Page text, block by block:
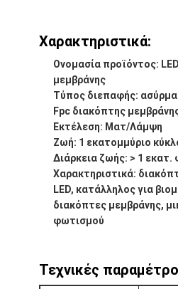
Χαρακτηριστικά:
Ονομασία προϊόντος:
μεμβράνης
Τύπος διεπαφής:
Fpc διακόπτης
Εκτέλεση: Ματ/Λάμψη
Ζωή: 1 εκατομμύριο
Διάρκεια ζωής: > 1 εκατ.
Χαρακτηριστικά:
LED, κατάλληλος για
διακόπτες μεμβράνης,
φωτισμού
Τεχνικές